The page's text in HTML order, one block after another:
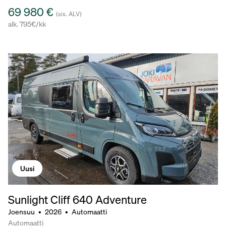
69 980 € (sis. ALV)
alk. 795€/kk
Uusi
Sunlight Cliff 640 Adventure
Joensuu • 2026 • Automaatti
Automaatti